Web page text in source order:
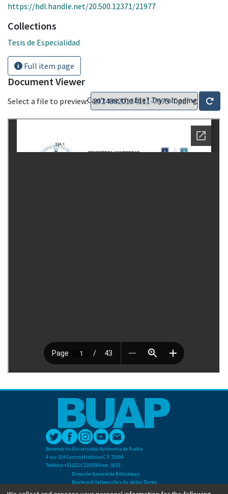
https://hdl.handle.net/20.500.12371/21977
Collections
Tesis de Especialidad
Full item page
Document Viewer
Select a file to preview:Can't see the file? Try reloading
Benemérita Universidad Autónoma de Puebla
4 sur 104 Centro Histórico C.P. 72000
Teléfono +52(222) 2295500 ext. 5013
Dirección General de Bibliotecas
Boulevard Valsequillo y Av. de las Torres
Ciudad Universitaria. Col. San Manuel